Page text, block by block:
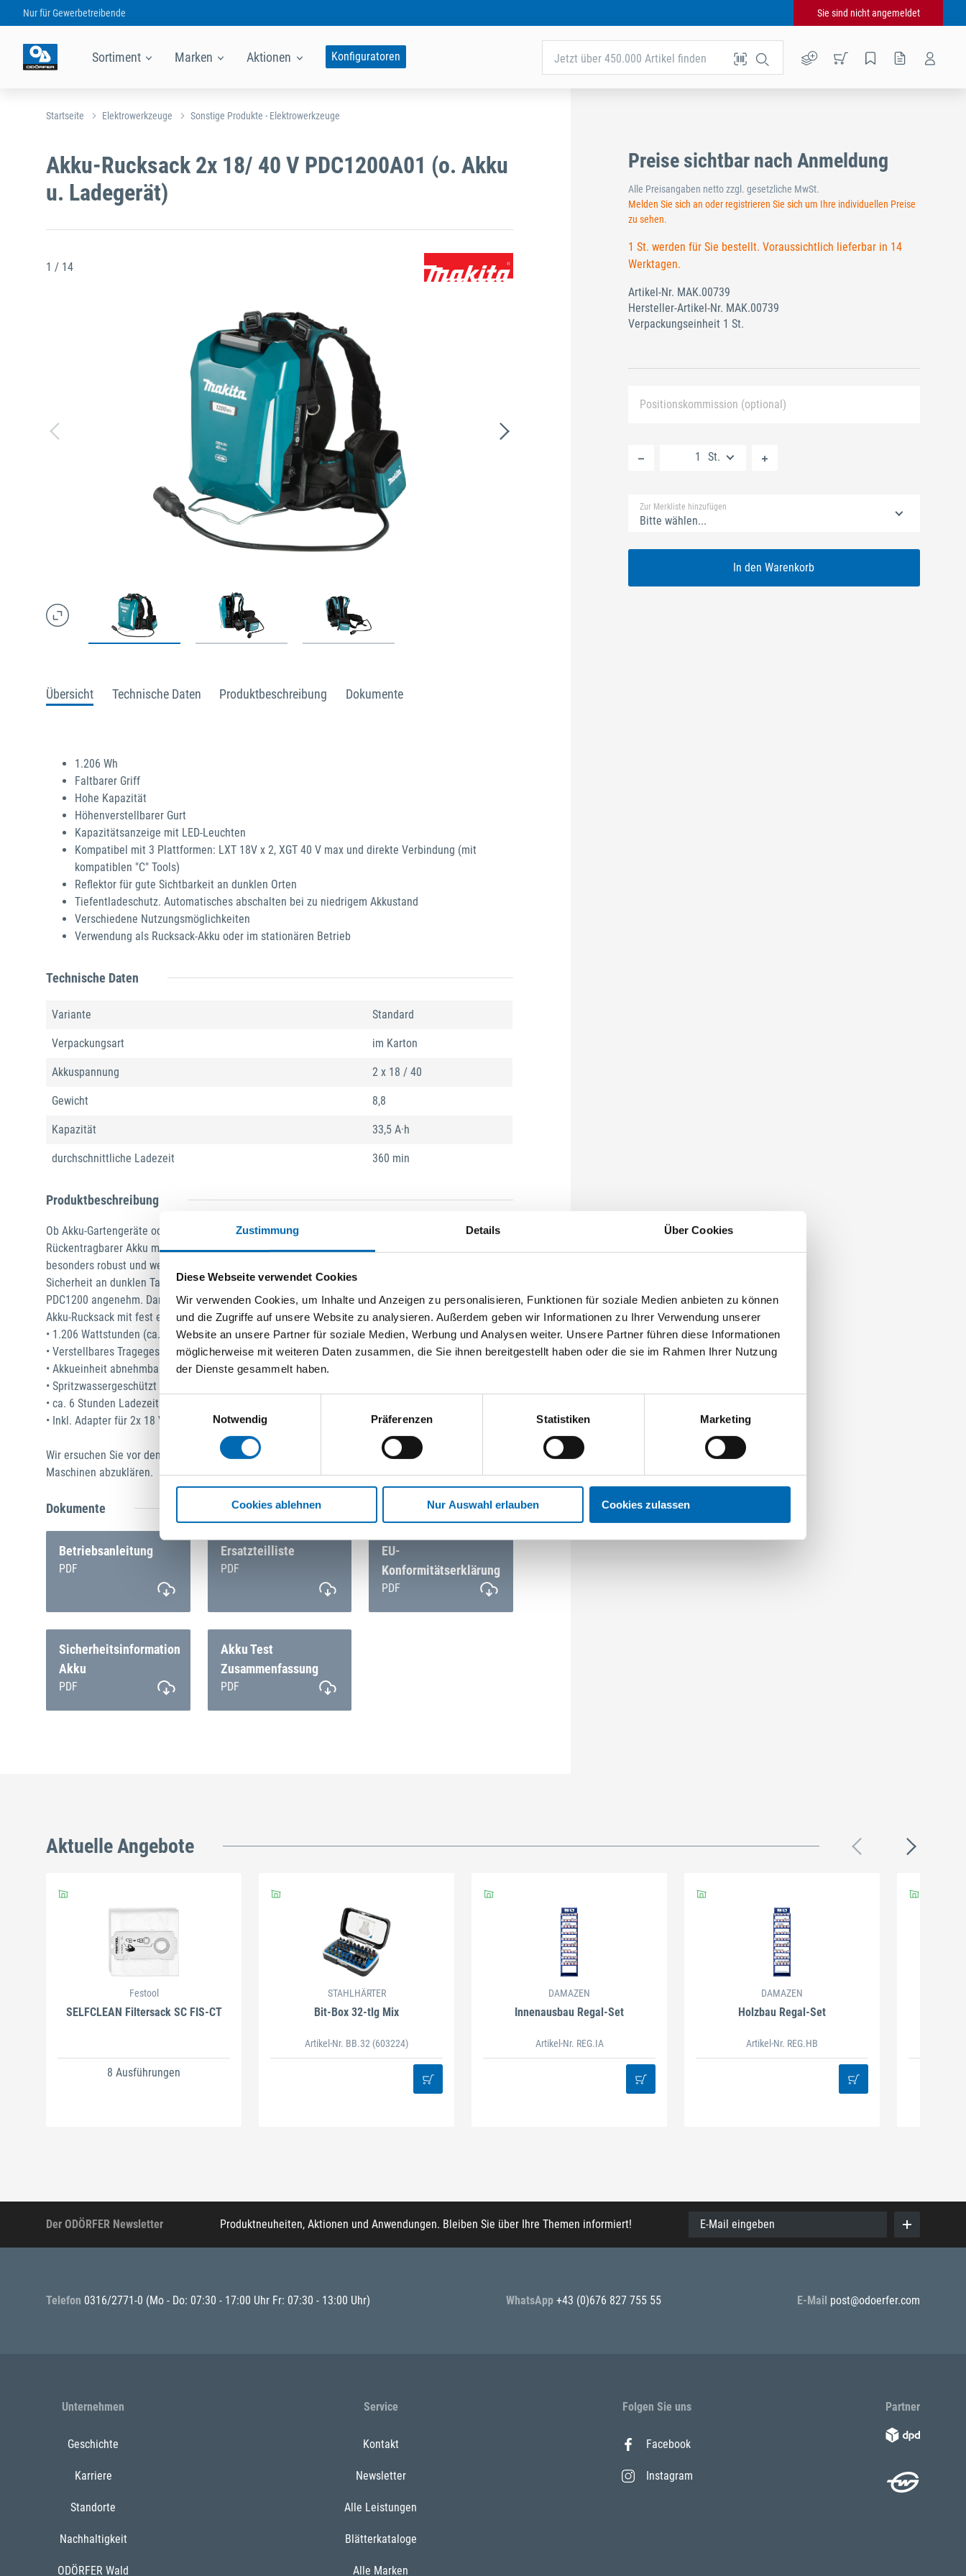
Zustimmung Details Über Cookies
Diese Webseite verwendet Cookies
Wir verwenden Cookies, um Inhalte und Anzeigen zu personalisieren, Funktionen für soziale Medien anbieten zu können
und die Zugriffe auf unsere Website zu analysieren. Außerdem geben wir Informationen zu Ihrer Verwendung unserer
Website an unsere Partner für soziale Medien, Werbung und Analysen weiter. Unsere Partner führen diese Informationen
möglicherweise mit weiteren Daten zusammen, die Sie ihnen bereitgestellt haben oder die sie im Rahmen Ihrer Nutzung
der Dienste gesammelt haben.
Notwendig
Präferenzen Statistiken Marketing
Cookies ablehnen Nur Auswahl erlauben Cookies zulassen
Nur fürGewerbetreibende Sie sind nicht angemeldet
Sortiment Marken Aktionen Konfiguratoren Jetzt über 450.000 Artikel finden
Startseite Elektrowerkzeuge Sonstige Produkte - Elektrowerkzeuge
Akku-Rucksack 2x 18/ 40 V PDC1200A01 (o. Akku
u. Ladegerät)
1 / 14
Übersicht Technische Daten Produktbeschreibung Dokumente
1.206 Wh
Faltbarer Griff
Hohe Kapazität
Höhenverstellbarer Gurt
Kapazitätsanzeige mit LED-Leuchten
Kompatibel mit 3 Plattformen: LXT 18V x 2, XGT 40 V max und direkte Verbindung (mit
kompatiblen "C" Tools)
Reflektor für gute Sichtbarkeit an dunklen Orten
Tiefentladeschutz. Automatisches abschalten bei zu niedrigem Akkustand
Verschiedene Nutzungsmöglichkeiten
Verwendung als Rucksack-Akku oder im stationären Betrieb
Technische Daten
Variante Standard
Verpackungsart im Karton
Akkuspannung 2 x 18 / 40
Gewicht 8,8
Kapazität 33,5 A·h
durchschnittliche Ladezeit 360 min
Produktbeschreibung
Ob Akku-Gartengeräte oder Power Tools - Der rückentragbare Akku ist immer einsatzbereit.
Rückentragbarer Akku mit 1.206 Wh bzw. 33,5 Ah. Das Gehäuse um den Lithium-Ionen-Akku ist
besonders robust und weist eine IPX4-Schutzklasse auf, die Reflektorstreifen sorgen für mehr
Sicherheit an dunklen Tagen. Der gepolsterte Schulter- und Beckengurt verteilt das Gewicht des
PDC1200 angenehm. Damit eignet er sich ideal für längere Einsätze.
Akku-Rucksack mit fest eingebautem Akku für extrem lange Arbeitszeiten
• 1.206 Wattstunden (ca. 6-fache Kapazität von 2 Stk. BL1860B)
• Verstellbares Tragegestell mit gepolsterten Gurten inkl. Beckengurt
• Akkueinheit abnehmbar, auch stationärer Betrieb möglich
• Spritzwassergeschützt IPX4
• ca. 6 Stunden Ladezeit mit dem Ladegerät DC4001
• Inkl. Adapter für 2x 18 V Maschinen
Wir ersuchen Sie vor dem Kauf die Kompatibilität von Akku-Rucksack/Adapter und verwendeter
Maschinen abzuklären.
Dokumente
Betriebsanleitung
PDF
Ersatzteilliste
PDF
EU-
Konformitätserklärung
PDF
Sicherheitsinformation
Akku
PDF
Akku Test
Zusammenfassung
PDF
Preise sichtbar nach Anmeldung
Alle Preisangaben netto zzgl. gesetzliche MwSt.
Melden Sie sich an oder registrieren Sie sich um Ihre individuellen Preise
zu sehen.
1 St. werden für Sie bestellt. Voraussichtlich lieferbar in 14
Werktagen.
Artikel-Nr. MAK.00739
Hersteller-Artikel-Nr. MAK.00739
Verpackungseinheit 1 St.
Positionskommission (optional)
St.
Zur Merkliste hinzufügen
Bitte wählen...
In den Warenkorb
Aktuelle Angebote
Festool
SELFCLEAN Filtersack SC FIS-CT
8 Ausführungen
STAHLHÄRTER
Bit-Box 32-tlg Mix
Artikel-Nr. BB.32 (603224)
DAMAZEN
Innenausbau Regal-Set
Artikel-Nr. REG.IA
DAMAZEN
Holzbau Regal-Set
Artikel-Nr. REG.HB
Der ODÖRFER Newsletter Produktneuheiten, Aktionen und Anwendungen. Bleiben Sie über Ihre Themen informiert! E-Mail eingeben
Telefon 0316/2771-0 (Mo - Do: 07:30 - 17:00 Uhr Fr: 07:30 - 13:00 Uhr) WhatsApp +43 (0)676 827 755 55 E-Mail post@odoerfer.com
Unternehmen
Geschichte
Karriere
Standorte
Nachhaltigkeit
ODÖRFER Wald
Service
Kontakt
Newsletter
Alle Leistungen
Blätterkataloge
Alle Marken
Folgen Sie uns
Facebook
Instagram
Partner